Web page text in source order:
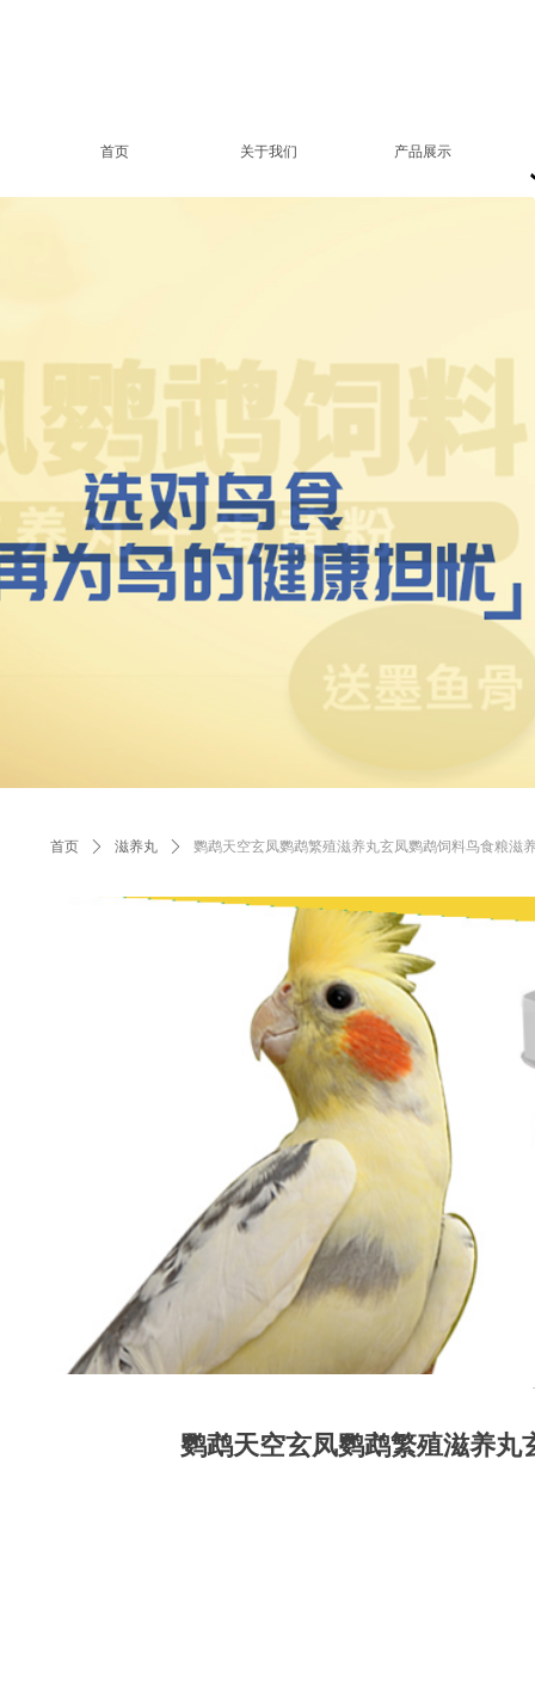
首页 关于我们 产品展示
首页 ꄲ 滋养丸 ꄲ 鹦鹉天空玄凤鹦鹉繁殖滋养丸玄凤鹦鹉饲料鸟食粮滋
鹦鹉天空玄凤鹦鹉繁殖滋养丸